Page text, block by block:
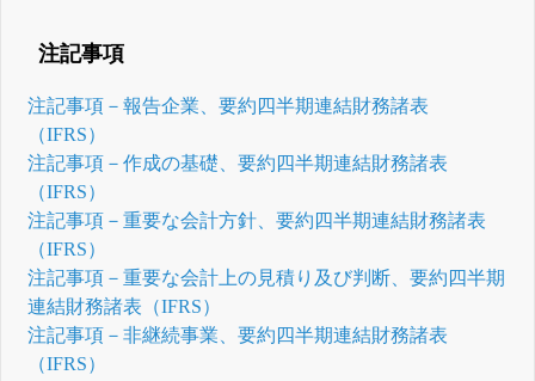
注記事項
注記事項－報告企業、要約四半期連結財務諸表
（IFRS）
注記事項－作成の基礎、要約四半期連結財務諸表
（IFRS）
注記事項－重要な会計方針、要約四半期連結財務諸表
（IFRS）
注記事項－重要な会計上の見積り及び判断、要約四半期
連結財務諸表（IFRS）
注記事項－非継続事業、要約四半期連結財務諸表
（IFRS）